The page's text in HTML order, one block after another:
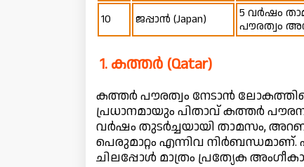
10
ജപ്പാൻ (Japan)
5 വർഷം
പൗരത്വം
1. കത്തർ (Qatar)
കത്തർ പൗരത്വം നേടാൻ
പ്രധാനമായും പിതാവ് കത്തർ
വർഷം തുടർച്ചയായി താമസം,
പെരുമാറ്റം എന്നിവ
ചിലപ്പോൾ മാത്രം പ്രത്യേക